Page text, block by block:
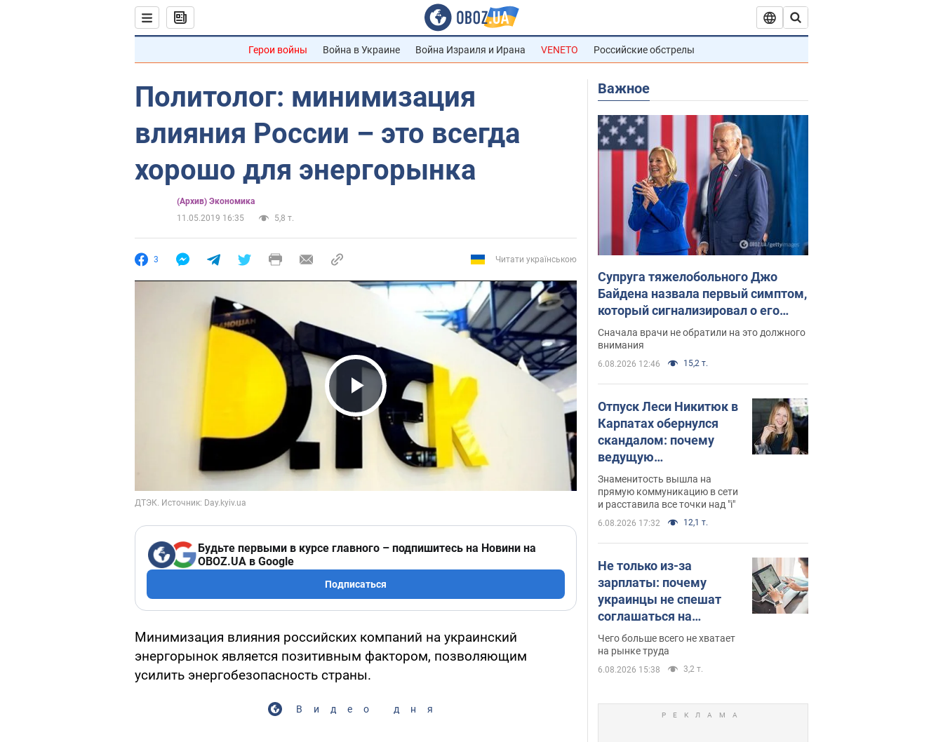
Герои войны Война в Украине Война Израиля и Ирана VENETO Российские обстрелы
Политолог: минимизация
влияния России – это всегда
хорошо для энергорынка
(Архив) Экономика
11.05.2019 16:35
5,8 т.
3 Читати українською
Play Video
Будьте первыми в курсе главного – подпишитесь на Новини на
OBOZ.UA в Google
Подписаться
Минимизация влияния российских компаний на украинский
энергорынок является позитивным фактором, позволяющим
усилить энергобезопасность страны.
Видео дня
Важное
Супруга тяжелобольного Джо
Байдена назвала первый симптом,
который сигнализировал о его
"агрессивном" раке
Сначала врачи не обратили на это должного
внимания
6.08.2026 12:46 15,2 т.
Отпуск Леси Никитюк в
Карпатах обернулся
скандалом: почему
ведущую
несправедливо
захейтили
Знаменитость вышла на
прямую коммуникацию в сети
и расставила все точки над "i"
6.08.2026 17:32 12,1 т.
Не только из-за
зарплаты: почему
украинцы не спешат
соглашаться на
вакансии
Чего больше всего не хватает
на рынке труда
6.08.2026 15:38 3,2 т.